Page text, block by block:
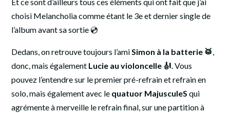
choisi Melancholia comme étant le 3e et dernier single de
l’album avant sa sortie 💿
Dedans, on retrouve toujours l’amiSimon à la batterie 🥁,
donc, mais également Lucie au violoncelle 🎻. Vous
pouvez l’entendre sur le premier pré-refrain et refrain en
solo, mais également avec le quatuor MajusculeS qui
agrémente à merveille le refrain final, sur une partition à